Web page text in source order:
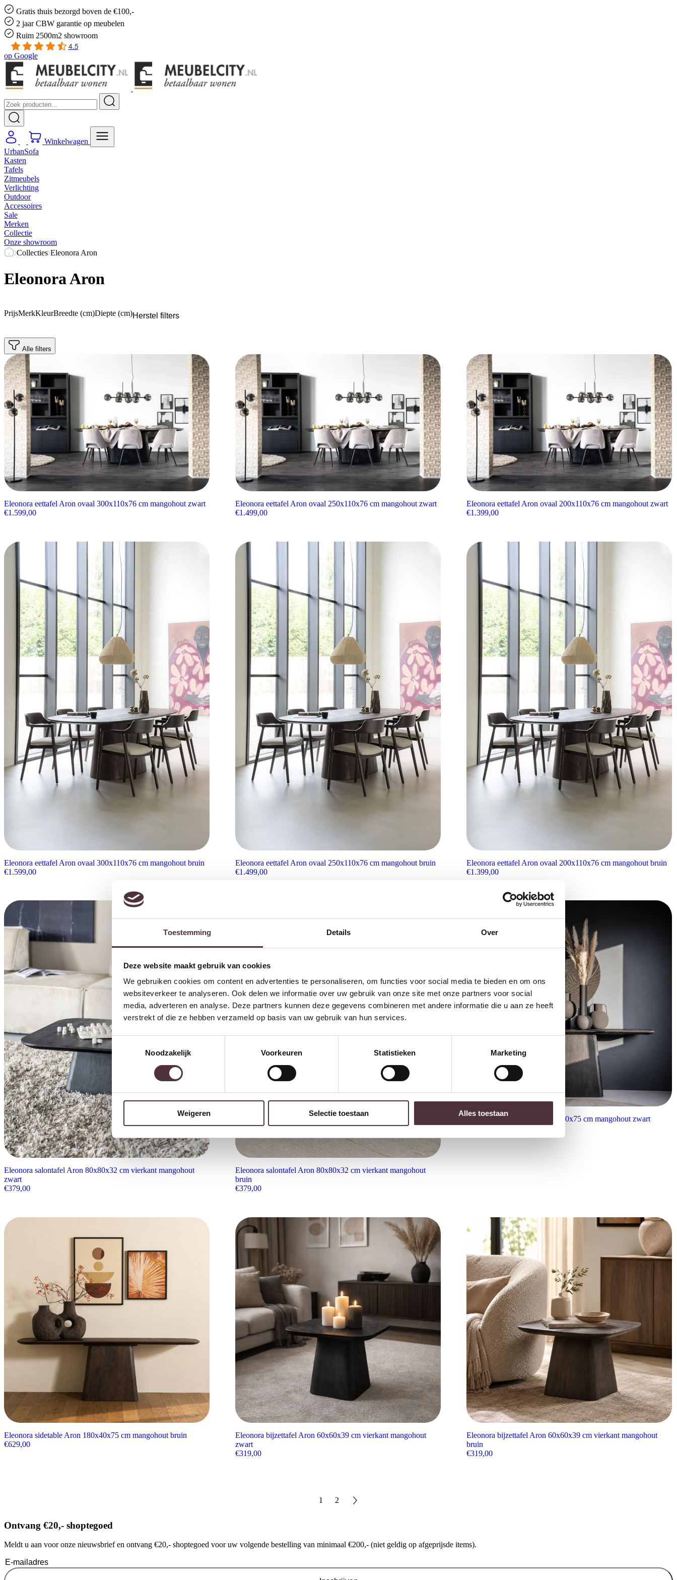
Toestemming Details Over
Deze website maakt gebruik van cookies
We gebruiken cookies om content en advertenties te personaliseren, om functies voor social media te bieden en om ons
websiteverkeer te analyseren. Ook delen we informatie over uw gebruik van onze site met onze partners voor social
media, adverteren en analyse. Deze partners kunnen deze gegevens combineren met andere informatie die u aan ze heeft
verstrekt of die ze hebben verzameld op basis van uw gebruik van hun services.
Toestemmingsselectie
Noodzakelijk
Voorkeuren Statistieken Marketing
Weigeren Selectie toestaan Alles toestaan
Gratis thuis bezorgd boven de €100,-
2 jaar CBW garantie op meubelen
Ruim 2500m2 showroom
4.5
op Google
Winkelwagen
UrbanSofa
Kasten
Tafels
Zitmeubels
Verlichting
Outdoor
Accessoires
Sale
Merken
Collectie
Onze showroom
Collecties Eleonora Aron
Eleonora Aron
PrijsMerkKleurBreedte (cm)Diepte (cm)Herstel filters
Alle filters
Eleonora eettafel Aron ovaal 300x110x76 cm mangohout zwart
€1.599,00
Eleonora eettafel Aron ovaal 250x110x76 cm mangohout zwart
€1.499,00
Eleonora eettafel Aron ovaal 200x110x76 cm mangohout zwart
€1.399,00
Eleonora eettafel Aron ovaal 300x110x76 cm mangohout bruin
€1.599,00
Eleonora eettafel Aron ovaal 250x110x76 cm mangohout bruin
€1.499,00
Eleonora eettafel Aron ovaal 200x110x76 cm mangohout bruin
€1.399,00
Eleonora salontafel Aron 80x80x32 cm vierkant mangohout
zwart
€379,00
Eleonora salontafel Aron 80x80x32 cm vierkant mangohout
bruin
€379,00
Eleonora sidetable Aron 180x40x75 cm mangohout zwart
€629,00
Eleonora sidetable Aron 180x40x75 cm mangohout bruin
€629,00
Eleonora bijzettafel Aron 60x60x39 cm vierkant mangohout
zwart
€319,00
Eleonora bijzettafel Aron 60x60x39 cm vierkant mangohout
bruin
€319,00
1 2
Ontvang €20,- shoptegoed
Meldt u aan voor onze nieuwsbrief en ontvang €20,- shoptegoed voor uw volgende bestelling van minimaal €200,- (niet geldig op afgeprijsde items).